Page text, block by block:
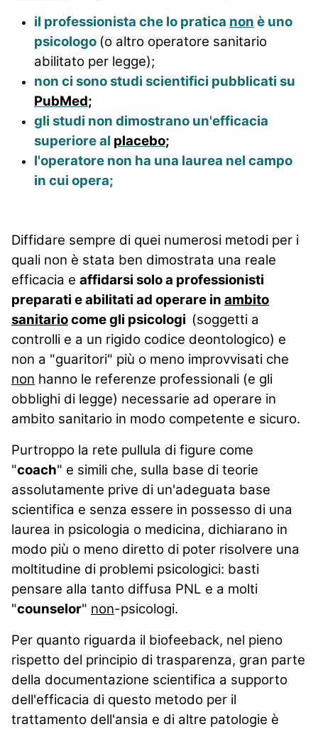
il professionista che lo pratica non è uno
psicologo (o altro operatore sanitario
abilitato per legge);
non ci sono studi scientifici pubblicati su
PubMed;
gli studi non dimostrano un'efficacia
superiore al placebo;
l'operatore non ha una laurea nel campo
in cui opera;
Diffidare sempre di quei numerosi metodi per i
quali non è stata ben dimostrata una reale
efficacia e affidarsi solo a professionisti
preparati e abilitati ad operare in ambito
sanitariocome gli psicologi (soggetti a
controlli e a un rigido codice deontologico) e
non a "guaritori" più o meno improvvisati che
non hanno le referenze professionali (e gli
obblighi di legge) necessarie ad operare in
ambito sanitario in modo competente e sicuro.
Purtroppo la rete pullula di figure come
"coach" e simili che, sulla base di teorie
assolutamente prive di un'adeguata base
scientifica e senza essere in possesso di una
laurea in psicologia o medicina, dichiarano in
modo più o meno diretto di poter risolvere una
moltitudine di problemi psicologici: basti
pensare alla tanto diffusa PNL e a molti
"counselor" non-psicologi.
Per quanto riguarda il biofeeback, nel pieno
rispetto del principio di trasparenza, gran parte
della documentazione scientifica a supporto
dell'efficacia di questo metodo per il
trattamento dell'ansia e di altre patologie è